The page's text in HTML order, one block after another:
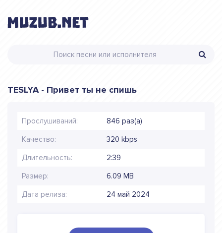
TESLYA - Привет ты не спишь
Прослушиваний: 846 раз(а)
Качество: 320 kbps
Длительность: 2:39
Размер: 6.09 MB
Дата релиза: 24 май 2024